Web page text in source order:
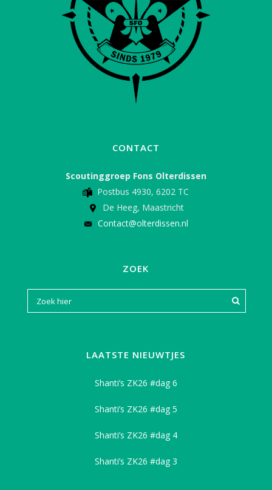
CONTACT
Scoutinggroep Fons Olterdissen
Postbus 4930, 6202 TC
De Heeg, Maastricht
Contact@olterdissen.nl
ZOEK
LAATSTE NIEUWTJES
Shanti’s ZK26 #dag 6
Shanti’s ZK26 #dag 5
Shanti’s ZK26 #dag 4
Shanti’s ZK26 #dag 3